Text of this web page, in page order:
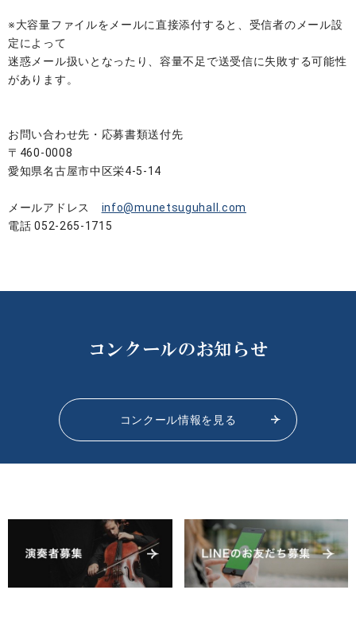
※大容量ファイルをメールに直接添付すると、受信者のメール設
定によって
迷惑メール扱いとなったり、容量不足で送受信に失敗する可能性
があります。
お問い合わせ先・応募書類送付先
〒460-0008
愛知県名古屋市中区栄4-5-14
メールアドレス info@munetsuguhall.com
電話 052-265-1715
コンクールのお知らせ
コンクール情報を見る